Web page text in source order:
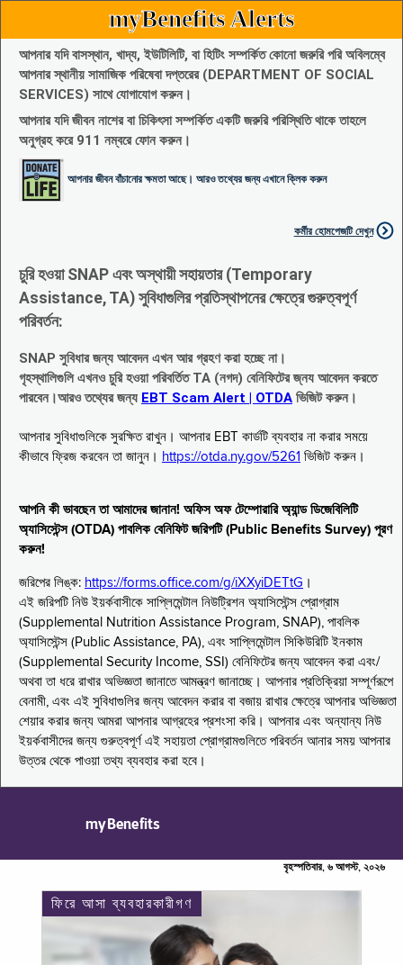
myBenefits Alerts
আপনার যদি বাসস্থান, খাদ্য, ইউটিলিটি, বা হিটিং সম্পর্কিত কোনো জরুরি পরি অবিলম্বে
আপনার স্থানীয় সামাজিক পরিষেবা দপ্তরের (DEPARTMENT OF SOCIAL
SERVICES) সাথে যোগাযোগ করুন।
আপনার যদি জীবন নাশের বা চিকিৎসা সম্পর্কিত একটি জরুরি পরিস্থিতি থাকে তাহলে
অনুগ্রহ করে 911 নম্বরে ফোন করুন।
আপনার জীবন বাঁচানোর ক্ষমতা আছে। আরও তথ্যের জন্য এখানে ক্লিক করুন
কর্মীর হোমপেজটি দেখুন
চুরি হওয়া SNAP এবং অস্থায়ী সহায়তার (Temporary
Assistance, TA) সুবিধাগুলির প্রতিস্থাপনের ক্ষেত্রে গুরুত্বপূর্ণ
পরিবর্তন:
SNAP সুবিধার জন্য আবেদন এখন আর গ্রহণ করা হচ্ছে না।
গৃহস্থালিগুলি এখনও চুরি হওয়া পরিবর্তিত TA (নগদ) বেনিফিটের জ্নয আবেদন করতে
পারবেন।আরও তথ্যের জন্য EBT Scam Alert | OTDA ভিজিট করুন।
আপনার সুবিধাগুলিকে সুরক্ষিত রাখুন। আপনার EBT কার্ডটি ব্যবহার না করার সময়ে
কীভাবে ফ্রিজ করবেন তা জানুন। https://otda.ny.gov/5261 ভিজিট করুন।
আপনি কী ভাবছেন তা আমাদের জানান! অফিস অফ টেম্পোরারি অ্যান্ড ডিজেবিলিটি
অ্যাসিস্টেন্স (OTDA) পাবলিক বেনিফিট জরিপটি (Public Benefits Survey) পূরণ
করুন!
জরিপের লিঙ্ক: https://forms.office.com/g/iXXyiDETtG ।
এই জরিপটি নিউ ইয়র্কবাসীকে সাপ্লিমেন্টাল নিউট্রিশন অ্যাসিস্টেন্স প্রোগ্রাম
(Supplemental Nutrition Assistance Program, SNAP), পাবলিক
অ্যাসিস্টেন্স (Public Assistance, PA), এবং সাপ্লিমেন্টাল সিকিউরিটি ইনকাম
(Supplemental Security Income, SSI) বেনিফিটের জন্য আবেদন করা এবং/
অথবা তা ধরে রাখার অভিজ্ঞতা জানাতে আমন্ত্রণ জানাচ্ছে। আপনার প্রতিক্রিয়া সম্পূর্ণরূপে
বেনামী, এবং এই সুবিধাগুলির জন্য আবেদন করার বা বজায় রাখার ক্ষেত্রে আপনার অভিজ্ঞতা
শেয়ার করার জন্য আমরা আপনার আগ্রহের প্রশংসা করি। আপনার এবং অন্যান্য নিউ
ইয়র্কবাসীদের জন্য গুরুত্বপূর্ণ এই সহায়তা প্রোগ্রামগুলিতে পরিবর্তন আনার সময় আপনার
উত্তর থেকে পাওয়া তথ্য ব্যবহার করা হবে।
myBenefits
বৃহস্পতিবার, ৬ আগস্ট, ২০২৬
ফিরে আসা ব্যবহারকারীগণ